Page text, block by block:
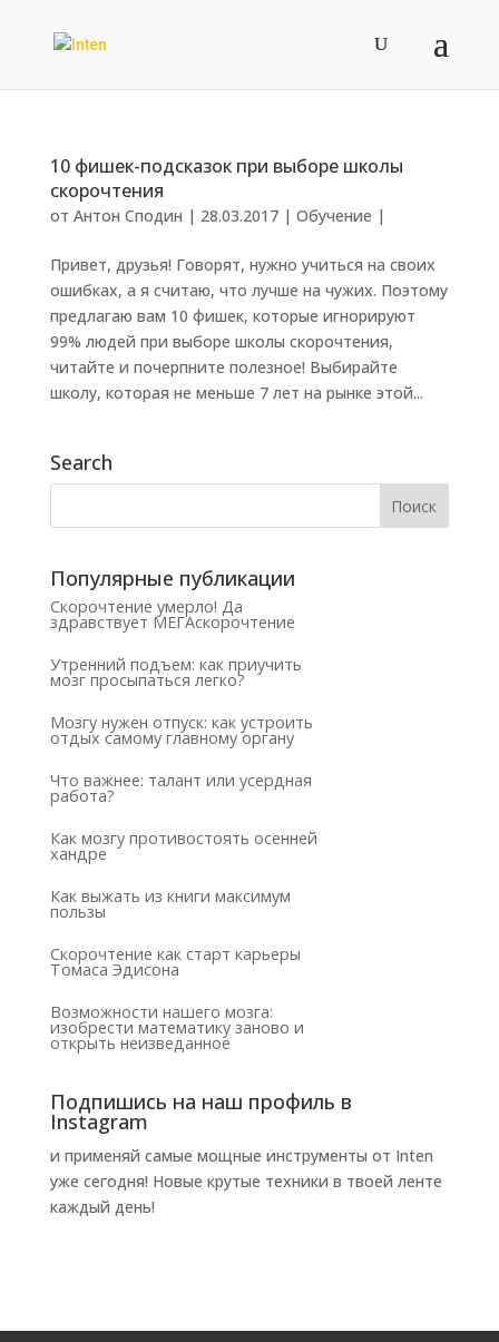
10 фишек-подсказок при выборе школы
скорочтения
от Антон Сподин | 28.03.2017| Обучение |
Привет, друзья! Говорят, нужно учиться на своих
ошибках, а я считаю, что лучше на чужих. Поэтому
предлагаю вам 10 фишек, которые игнорируют
99% людей при выборе школы скорочтения,
читайте и почерпните полезное! Выбирайте
школу, которая не меньше 7 лет на рынке этой...
Search
Популярные публикации
Скорочтение умерло! Да
здравствует МЕГАскорочтение
Утренний подъем: как приучить
мозг просыпаться легко?
Мозгу нужен отпуск: как устроить
отдых самому главному органу
Что важнее: талант или усердная
работа?
Как мозгу противостоять осенней
хандре
Как выжать из книги максимум
пользы
Скорочтение как старт карьеры
Томаса Эдисона
Возможности нашего мозга:
изобрести математику заново и
открыть неизведанное
Подпишись на наш профиль в
Instagram
и применяй самые мощные инструменты от Inten
уже сегодня! Новые крутые техники в твоей ленте
каждый день!